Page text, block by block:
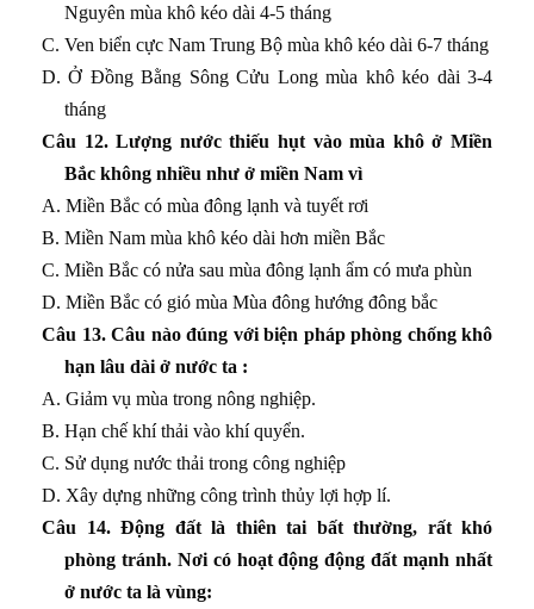
Nguyên mùa khô kéo dài 4-5 tháng
C. Ven biển cực Nam Trung Bộ mùa khô kéo dài 6-7 tháng
D. Ở Đồng Bằng Sông Cửu Long mùa khô kéo dài 3-4
tháng
Câu 12. Lượng nước thiếu hụt vào mùa khô ở Miền
Bắc không nhiều như ở miền Nam vì
A. Miền Bắc có mùa đông lạnh và tuyết rơi
B. Miền Nam mùa khô kéo dài hơn miền Bắc
C. Miền Bắc có nửa sau mùa đông lạnh ẩm có mưa phùn
D. Miền Bắc có gió mùa Mùa đông hướng đông bắc
Câu 13. Câu nào đúng với biện pháp phòng chống khô
hạn lâu dài ở nước ta :
A. Giảm vụ mùa trong nông nghiệp.
B. Hạn chế khí thải vào khí quyển.
C. Sử dụng nước thải trong công nghiệp
D. Xây dựng những công trình thủy lợi hợp lí.
Câu 14. Động đất là thiên tai bất thường, rất khó
phòng tránh. Nơi có hoạt động động đất mạnh nhất
ở nước ta là vùng: